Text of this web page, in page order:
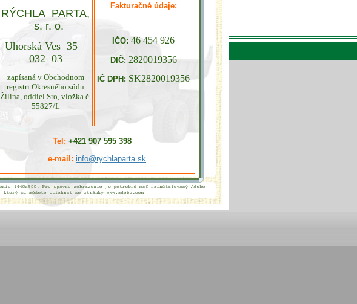
RÝCHLA PARTA,
s. r. o.
Uhorská Ves 35
032 03
zapísaná v Obchodnom
registri Okresného súdu
Žilina, oddiel Sro, vložka č.
55827/L
Fakturačné údaje:
IČO: 46 454 926
DIČ: 2820019356
IČ DPH: SK2820019356
Tel: +421 907 595 398
e-mail: info@rychlaparta.sk